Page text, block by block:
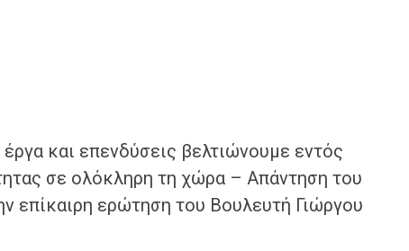
και επενδύσεις βελτιώνουμε εντός
σε ολόκληρη τη χώρα – Απάντηση του
επίκαιρη ερώτηση του Βουλευτή Γιώργου